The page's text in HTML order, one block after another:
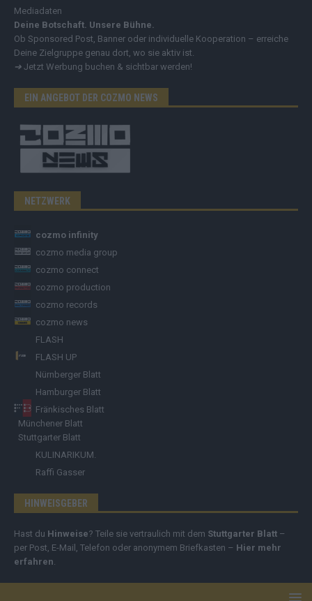
Mediadaten
Deine Botschaft. Unsere Bühne.
Ob Sponsored Post, Banner oder individuelle Kooperation – erreiche
Deine Zielgruppe genau dort, wo sie aktiv ist.
➔ Jetzt Werbung buchen & sichtbar werden!
EIN ANGEBOT DER COZMO NEWS
NETZWERK
cozmo infinity
cozmo media group
cozmo connect
cozmo production
cozmo records
cozmo news
FLASH
FLASH UP
Nürnberger Blatt
Hamburger Blatt
Fränkisches Blatt
Münchener Blatt
Stuttgarter Blatt
KULINARIKUM.
Raffi Gasser
HINWEISGEBER
Hast du Hinweise? Teile sie vertraulich mit dem Stuttgarter Blatt –
per Post, E-Mail, Telefon oder anonymem Briefkasten – Hier mehr
erfahren.